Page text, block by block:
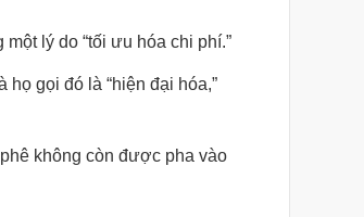
lý do “tối ưu hóa chi phí.”
gọi đó là “hiện đại hóa,”
không còn được pha vào